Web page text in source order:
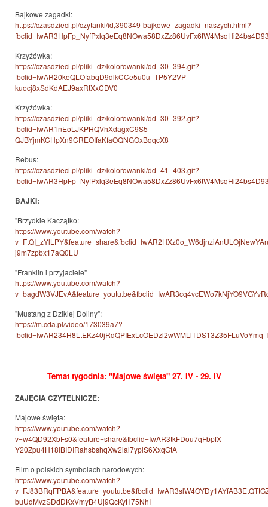
Bajkowe zagadki:
https://czasdzieci.pl/czytanki/id,390349-bajkowe_zagadki_naszych.html?
Krzyżówka:
https://czasdzieci.pl/pliki_dz/kolorowanki/dd_30_394.gif?
fbclid=IwAR20keQLOfabqD9dlkCCe5u0u_TP5Y2VP-
kuocj8xSdKdAEJ9axRtXxCDV0
Krzyżówka:
https://czasdzieci.pl/pliki_dz/kolorowanki/dd_30_392.gif?
fbclid=IwAR1nEoLJKPHQVhXdagxC9S5-
QJBYjmKCHpXn9CREOIfaKfaOQNGOxBqqcX8
Rebus:
https://czasdzieci.pl/pliki_dz/kolorowanki/dd_41_403.gif?
BAJKI:
"Brzydkie Kaczątko:
https://www.youtube.com/watch?
j9m7zpbx17aQ0LU
"Franklin i przyjaciele"
https://www.youtube.com/watch?
"Mustang z Dzikiej Doliny":
https://m.cda.pl/video/173039a7?
Temat tygodnia: "Majowe święta" 27. IV - 29. IV
ZAJĘCIA CZYTELNICZE:
Majowe święta:
https://www.youtube.com/watch?
v=w4QD92XbFs0&feature=share&fbclid=IwAR3tkFDou7qFbpfX--
Y20Zpu4H18lBIDIRahsbshqXw2lal7yplS6XxqGtA
Film o polskich symbolach narodowych:
https://www.youtube.com/watch?
buUdMvzSDdDKxVmyB4Uj9QcKyH75NhI